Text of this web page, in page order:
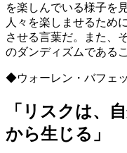
を楽しんでいる様子を
人々を楽しませるため
させる言葉だ。また、
のダンディズムである
◆ウォーレン・バフェッ
「リスクは、
から生じる」